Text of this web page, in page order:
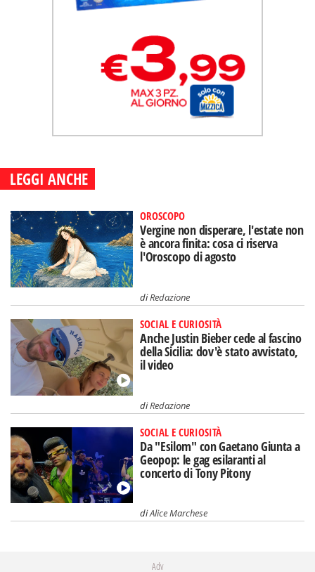
LEGGI ANCHE
OROSCOPO
Vergine non disperare, l'estate non
è ancora finita: cosa ci riserva
l'Oroscopo di agosto
diRedazione
SOCIAL E CURIOSITÀ
Anche Justin Bieber cede al fascino
della Sicilia: dov'è stato avvistato,
il video
diRedazione
SOCIAL E CURIOSITÀ
Da "Esilom" con Gaetano Giunta a
Geopop: le gag esilaranti al
concerto di Tony Pitony
diAlice Marchese
Adv